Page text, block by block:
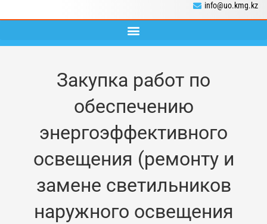
info@uo.kmg.kz
Закупка работ по
обеспечению
энергоэффективного
освещения (ремонту и
замене светильников
наружного освещения